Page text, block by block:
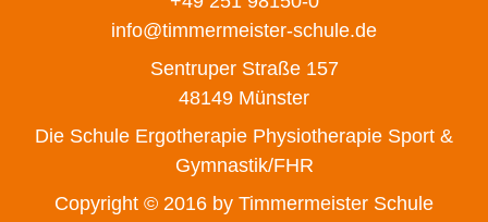
info@timmermeister-schule.de
Sentruper Straße 157
48149 Münster
Die Schule Ergotherapie Physiotherapie Sport &
Gymnastik/FHR
Copyright © 2016 by Timmermeister Schule